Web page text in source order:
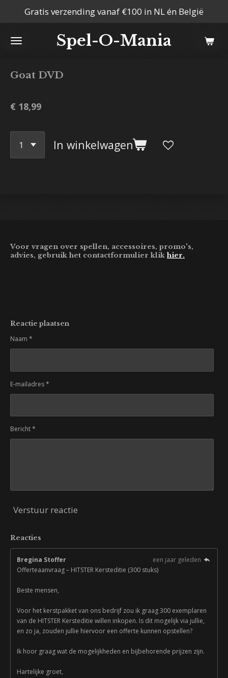
naar
Spel-O-Mania
Gratis verzending vanaf €100 in NL én België
Goat DVD
€ 18,99
In winkelwagen
Voor vragen over spellen, accessoires, promo's,
advies, gebruik het contactformulier klikhier.
Reactie plaatsen
Naam *
E-mailadres *
Bericht *
Verstuur reactie
Reacties
Bregina Stoffer
een jaar geleden
Offerteaanvraag – HITSTER Kersteditie (300 stuks)
Beste mensen,
Voor het kerstpakket van ons bedrijf zou ik graag 300 exemplaren
van de HITSTER Kersteditie willen inkopen. Is dit mogelijk via jullie,
en zo ja, zouden jullie hiervoor een offerte kunnen opstellen?
Ik hoor graag wat de mogelijkheden en bijbehorende prijzen zijn.
Hartelijke groet,